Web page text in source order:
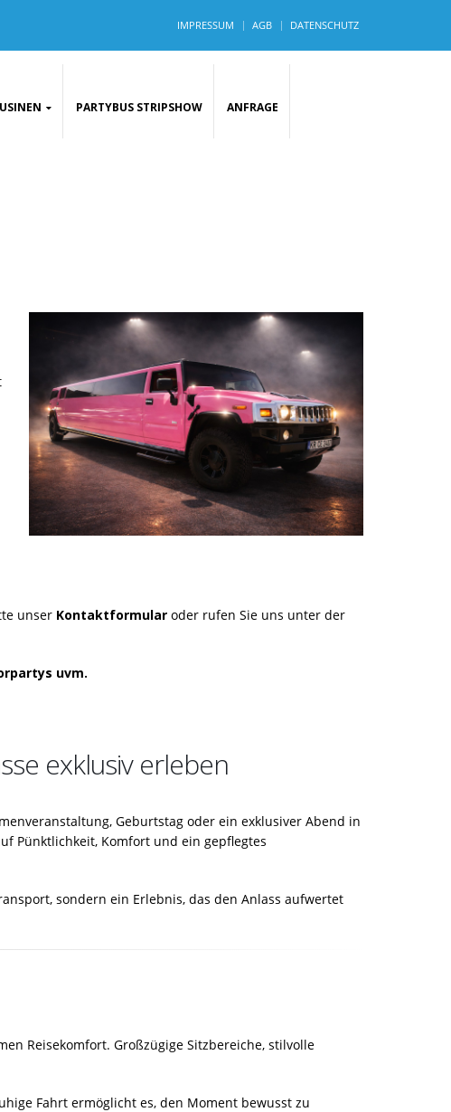
IMPRESSUM AGB DATENSCHUTZ
PARTYBUS STRIPSHOW ANFRAGE
unser Kontaktformular oder rufen Sie uns unter der
uvm.
exklusiv erleben
Geburtstag oder ein exklusiver Abend in
Pünktlichkeit, Komfort und ein gepflegtes
sondern ein Erlebnis, das den Anlass aufwertet
Reisekomfort. Großzügige Sitzbereiche, stilvolle
Fahrt ermöglicht es, den Moment bewusst zu